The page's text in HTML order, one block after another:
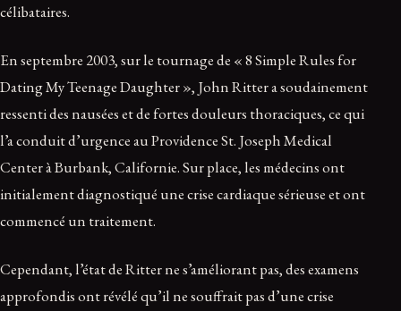
célibataires.
En septembre 2003, sur le tournage de « 8 Simple Rules for
Dating My Teenage Daughter », John Ritter a soudainement
ressenti des nausées et de fortes douleurs thoraciques, ce qui
l’a conduit d’urgence au Providence St. Joseph Medical
Center à Burbank, Californie. Sur place, les médecins ont
initialement diagnostiqué une crise cardiaque sérieuse et ont
commencé un traitement.
Cependant, l’état de Ritter ne s’améliorant pas, des examens
approfondis ont révélé qu’il ne souffrait pas d’une crise